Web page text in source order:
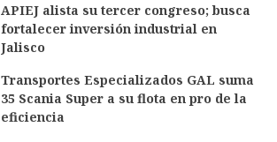
APIEJ alista su tercer congreso; busca
fortalecer inversión industrial en
Jalisco
Transportes Especializados GAL suma
35 Scania Super a su flota en pro de la
eficiencia